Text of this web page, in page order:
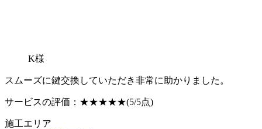
K様
スムーズに鍵交換していただき非常に助かりました。
サービスの評価： ★★★★★(5/5点)
施工エリア